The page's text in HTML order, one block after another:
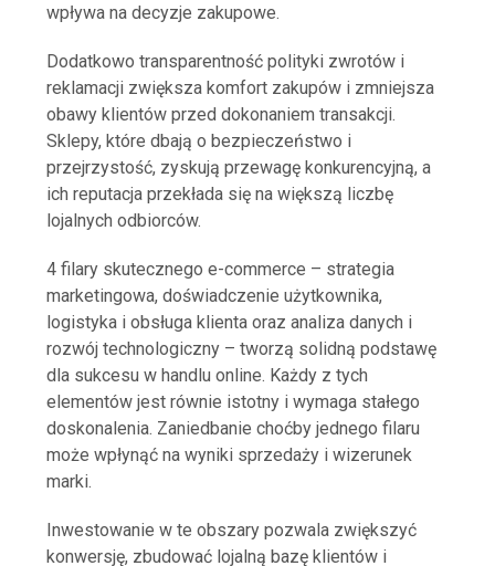
wpływa na decyzje zakupowe.
Dodatkowo transparentność polityki zwrotów i
reklamacji zwiększa komfort zakupów i zmniejsza
obawy klientów przed dokonaniem transakcji.
Sklepy, które dbają o bezpieczeństwo i
przejrzystość, zyskują przewagę konkurencyjną, a
ich reputacja przekłada się na większą liczbę
lojalnych odbiorców.
4 filary skutecznego e-commerce – strategia
marketingowa, doświadczenie użytkownika,
logistyka i obsługa klienta oraz analiza danych i
rozwój technologiczny – tworzą solidną podstawę
dla sukcesu w handlu online. Każdy z tych
elementów jest równie istotny i wymaga stałego
doskonalenia. Zaniedbanie choćby jednego filaru
może wpłynąć na wyniki sprzedaży i wizerunek
marki.
Inwestowanie w te obszary pozwala zwiększyć
konwersję, zbudować lojalną bazę klientów i